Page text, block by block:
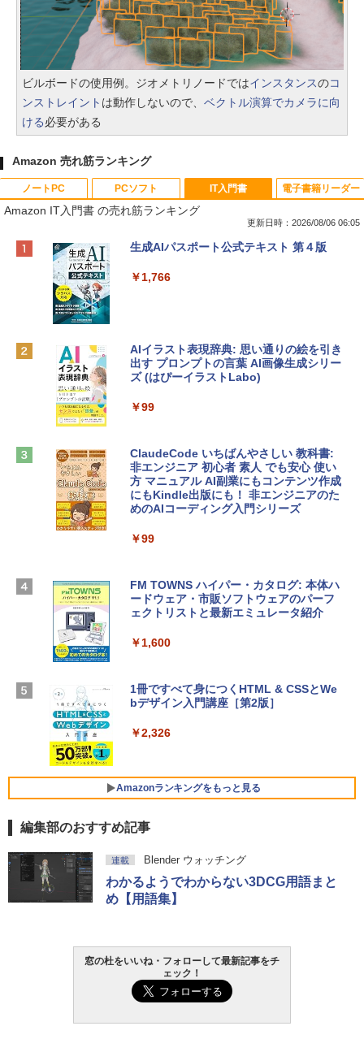
ビルボードの使用例。ジオメトリノードではインスタンスのコ
ンストレイント は動作しないので、 ベクトル演算でカメラに向
ける必要がある
Amazon 売れ筋ランキング
ノートPC
Apple 2026 MacBook Neo A18 Proチッ
e Intelligenceのために設計、Liquid Ret
￥137,800
tomtoc 360°保護 15.6 16インチ パソコ
￥2,952
Apple 2026 MacBook Air M5チップ搭載
igence、13.6インチLiquid Retinaディ
ラ、Touch ID - スカイブルー + 3年延長
AppleCare+ for 13インチMacBook Air
(M5)|ダウンロード版
￥331,701
【Amazon.co.jp限定】 HP ノートパソコ
ン 15-fd 15.6インチ 16GBメモリ 512GB
SSD インテル Core 5
￥129,800
FMV ノートパソコン WE1-K3 (MS 365 P
ersonal/Copilotキー搭載/Win 11/15.6型/
VWK3E15W_AZ
￥119,800
PCソフト
Xbox プリペイドカード 10,000円 デジタ
ンラインコード]
Robloxギフトカード - 800 Robux 【限
定バーチャルアイテムを含む】 【オンラ
インゲームコード】 ロブロックス | オン
Microsoft Office Home & Business 202
4(最新 永続版)|オンラインコード版|Wind
ows11、10/mac対応|PC2台
定バーチャルアイテムを含む】 【オンラ
インゲームコード】 ロブロックス | オン
ラインコード版
￥3,200
Robloxギフトカード - 1000 Robux 【限
定バーチャルアイテムを含む】 【オンラ
ラインコード版
IT入門書
Amazon IT入門書 の売れ筋ランキング
更新日時：2026/08/06 06:05
生成AIパスポート公式テキスト 第４版
￥1,766
AIイラスト表現辞典: 思い通りの絵を引き
出す プロンプトの言葉 AI画像生成シリー
ズ (はぴーイラストLabo)
￥99
ClaudeCode いちばんやさしい 教科書:
非エンジニア 初心者 素人 でも安心 使い
方 マニュアル AI副業にもコンテンツ作成
にもKindle出版にも！ 非エンジニアのた
めのAIコーディング入門シリーズ
￥99
FM TOWNS ハイパー・カタログ: 本体ハ
ードウェア・市販ソフトウェアのパーフ
ェクトリストと最新エミュレータ紹介
￥1,600
1冊ですべて身につくHTML & CSSとWe
bデザイン入門講座［第2版］
￥2,326
Amazonランキングをもっと見る
電子書籍リーダー
Amazon Kindle Paperwhite (16GB) 7イ
ンチディスプレイ、色調調節ライト、12
週間持続バッテリー、広告なし、ブラッ
ク
Amazon Kindle - 目に優しい、かさばら
ない、大きな画面で読みやすい、6週間持
続バッテリー、6インチディスプレイ電子
し
編集部のおすすめ記事
連載 Blender ウォッチング
わかるようでわからない3DCG用語まと
め【用語集】
窓の杜をいいね・フォローして最新記事をチ
ェック！